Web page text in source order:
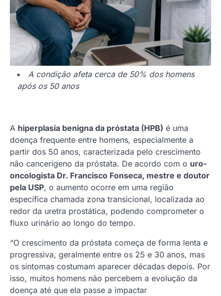
A condição afeta cerca de 50% dos homens
após os 50 anos
A hiperplasia benigna da próstata (HPB) é uma
doença frequente entre homens, especialmente a
partir dos 50 anos, caracterizada pelo crescimento
não cancerígeno da próstata. De acordo com o uro-
oncologista Dr. Francisco Fonseca, mestre e doutor
pela USP, o aumento ocorre em uma região
específica chamada zona transicional, localizada ao
redor da uretra prostática, podendo comprometer o
fluxo urinário ao longo do tempo.
“O crescimento da próstata começa de forma lenta e
progressiva, geralmente entre os 25 e 30 anos, mas
os sintomas costumam aparecer décadas depois. Por
isso, muitos homens não percebem a evolução da
doença até que ela passe a impactar